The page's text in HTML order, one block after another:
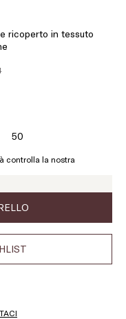
ricoperto in tessuto
50Taglia:
controlla la nostra